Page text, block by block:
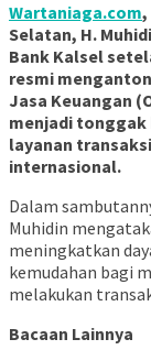
Wartaniaga.com,
Selatan, H.
Bank Kalsel
resmi
Jasa Keuangan
menjadi tonggak
layanan
internasional.
Dalam
Muhidin
meningkatkan
kemudahan bagi
melakukan
Bacaan Lainnya